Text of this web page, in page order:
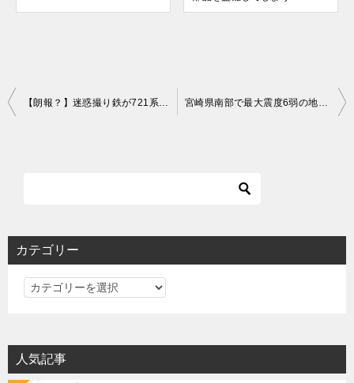
投
シ
【朗報？】迷惑撮り鉄が721系「エアポート」撮影中に上野幌駅で転落死したことは良かったことかもしれない件 宮崎県南部で最大震度6弱の地震発生！南海トラフ地震臨時情報（巨大地震注意）で列車の遅れ・運休も
カテゴリー
カ
リ
ー
人気記事